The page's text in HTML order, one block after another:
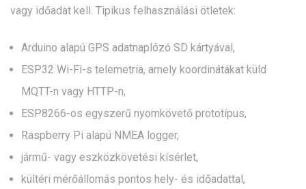
vagy időadat kell. Tipikus felhasználási ötletek:
Arduino alapú GPS adatnaplózó SD kártyával,
ESP32 Wi-Fi-s telemetria, amely koordinátákat küld
MQTT-n vagy HTTP-n,
ESP8266-os egyszerű nyomkövető prototípus,
Raspberry Pi alapú NMEA logger,
jármű- vagy eszközkövetési kísérlet,
kültéri mérőállomás pontos hely- és időadattal,